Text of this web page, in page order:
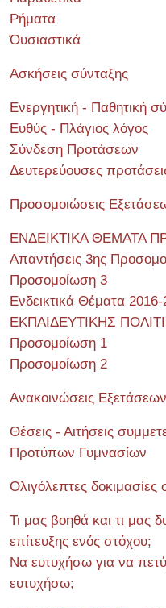
Ρήματα
Όυσιαστικά
Ασκήσεις σύνταξης
Ενεργητική - Παθητική
Ευθύς - Πλάγιος λόγος
Σύνδεση Προτάσεων
Δευτερεύουσες
Προσομοιώσεις
ΕΝΔΕΙΚΤΙΚΑ ΘΕΜΑΤΑ
Απαντήσεις 3ης
Προσομοίωση 3
Ενδεικτικά Θέματα
ΕΚΠΑΙΔΕΥΤΙΚΗΣ
Προσομοίωση 1
Προσομοίωση 2
Ανακοινώσεις Εξετάσεων
Θέσεις - Αιτήσεις
Προτύπων Γυμνασίων
Ολιγόλεπτες δοκιμασίες
Τι μας βοηθά και τι μας
επίτευξης ενός στόχου;
Να ευτυχήσω για να
ευτυχήσω;